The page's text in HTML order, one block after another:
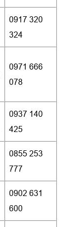
0917 320
324
0971 666
078
0937 140
425
0855 253
777
0902 631
600